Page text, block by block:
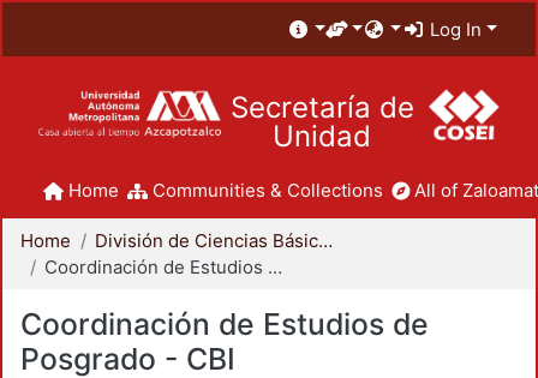
Log In
Secretaría de
Unidad
Home Communities & Collections All of
Home
División de Ciencias Básicas e Ingeniería
Coordinación de Estudios de Posgrado - CBI
Coordinación de Estudios de
Posgrado - CBI